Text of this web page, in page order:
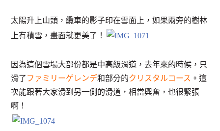
太陽升上山頭，纜車的影子印在雪面上，如果兩旁的樹林
上有積雪，畫面就更美了！
因為這個雪場大部份都是中高級滑道，去年來的時候，只
滑了 ファミリーゲレンデ和部分的クリスタルコース 。這
次能跟著大家滑到另一側的滑道，相當興奮，也很緊張
啊！